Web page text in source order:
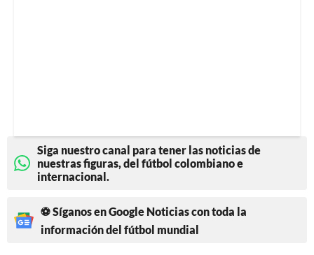
Siga nuestro canal para tener las noticias de
nuestras figuras, del fútbol colombiano e
internacional.
⚽ Síganos en Google Noticias con toda la
información del fútbol mundial